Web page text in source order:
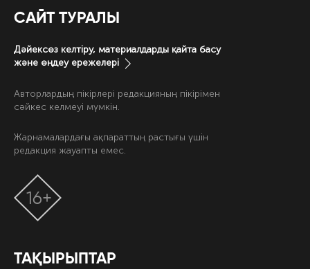
САЙТ ТУРАЛЫ
Дәйексөз келтіру, материалдарды қайта басу
және өңдеу ережелері
Авторлардың пікірлері редакцияның пікірімен
сәйкес келмеуі мүмкін.
Жарнамалардағы ақпараттың растығы үшін
редакция жауапты емес.
ТАҚЫРЫПТАР
16+